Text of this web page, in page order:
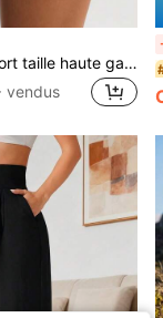
FWH Short de sport taille haute gainant pour femme, design sexy amincissant avec fentes latérales, coupe sculptante du corps
vendus